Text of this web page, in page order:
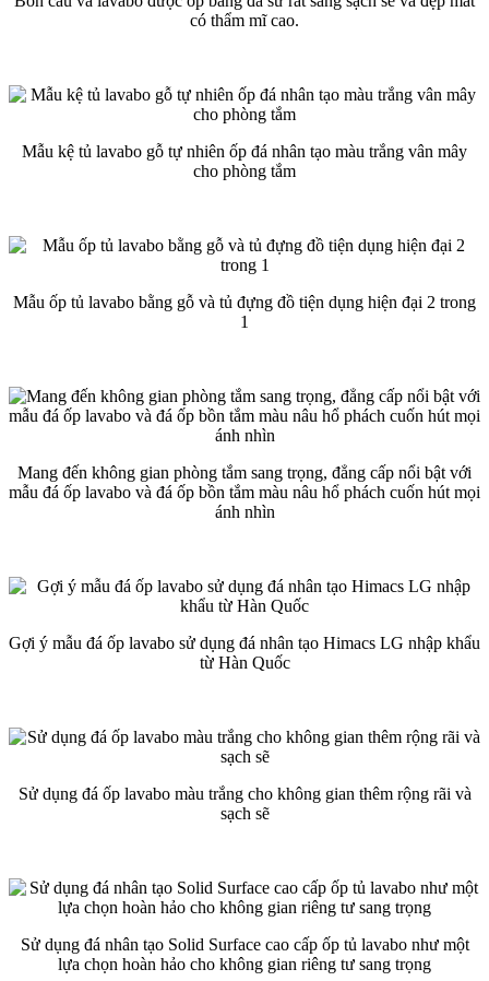
có thẩm mĩ cao.
Mẫu kệ tủ lavabo gỗ tự nhiên ốp đá nhân tạo màu trắng vân mây
cho phòng tắm
Mẫu ốp tủ lavabo bằng gỗ và tủ đựng đồ tiện dụng hiện đại 2 trong
1
Mang đến không gian phòng tắm sang trọng, đẳng cấp nổi bật với
mẫu đá ốp lavabo và đá ốp bồn tắm màu nâu hổ phách cuốn hút mọi
ánh nhìn
Gợi ý mẫu đá ốp lavabo sử dụng đá nhân tạo Himacs LG nhập khẩu
từ Hàn Quốc
Sử dụng đá ốp lavabo màu trắng cho không gian thêm rộng rãi và
sạch sẽ
Sử dụng đá nhân tạo Solid Surface cao cấp ốp tủ lavabo như một
lựa chọn hoàn hảo cho không gian riêng tư sang trọng